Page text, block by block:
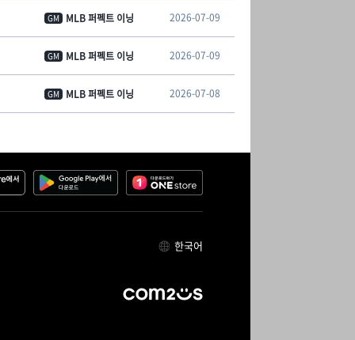
GM MLB 퍼펙트 이닝 2026-07-09
GM MLB 퍼펙트 이닝 2026-07-09
GM MLB 퍼펙트 이닝 2026-07-08
한국어